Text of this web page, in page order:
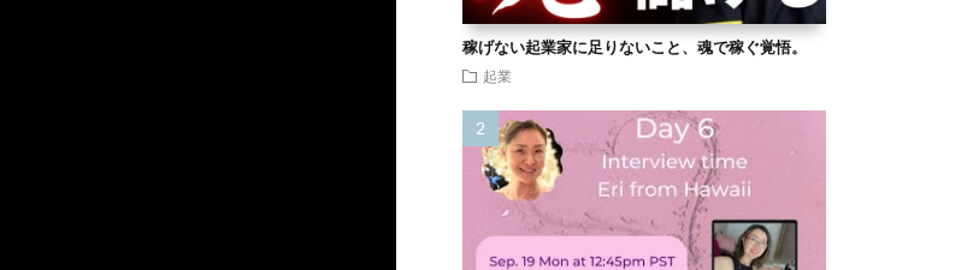
稼げない起業家に足りないこと、魂で稼ぐ覚悟。
起業